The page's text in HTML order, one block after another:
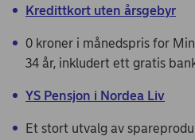
Kredittkort uten årsgebyr
0 kroner i månedspris for
34 år, inkludert ett gratis
YS Pensjon i Nordea Liv
Et stort utvalg av